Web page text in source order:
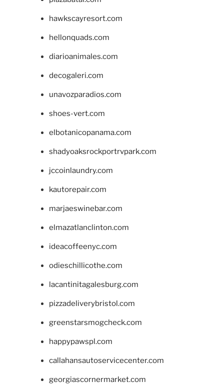
hawkscayresort.com
hellonquads.com
diarioanimales.com
decogaleri.com
unavozparadios.com
shoes-vert.com
elbotanicopanama.com
shadyoaksrockportrvpark.com
jccoinlaundry.com
kautorepair.com
marjaeswinebar.com
elmazatlanclinton.com
ideacoffeenyc.com
odieschillicothe.com
lacantinitagalesburg.com
pizzadeliverybristol.com
greenstarsmogcheck.com
happypawspl.com
callahansautoservicecenter.com
georgiascornermarket.com